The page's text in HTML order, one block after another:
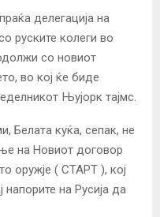
делегација на
руските колеги во
со новиот
во кој ќе биде
Њујорк тајмс.
Белата куќа, сепак, не
на Новиот договор
оружје ( СТАРТ ), кој
напорите на Русија да